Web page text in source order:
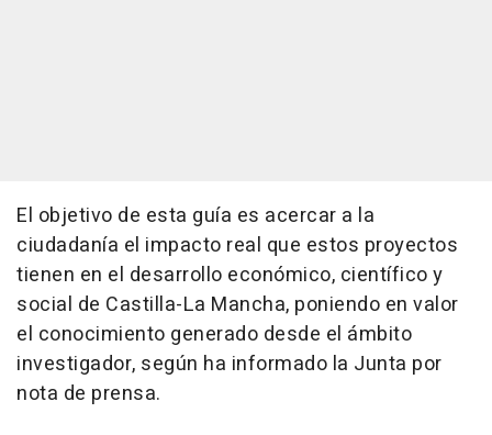
El objetivo de esta guía es acercar a la
ciudadanía el impacto real que estos proyectos
tienen en el desarrollo económico, científico y
social de Castilla-La Mancha, poniendo en valor
el conocimiento generado desde el ámbito
investigador, según ha informado la Junta por
nota de prensa.